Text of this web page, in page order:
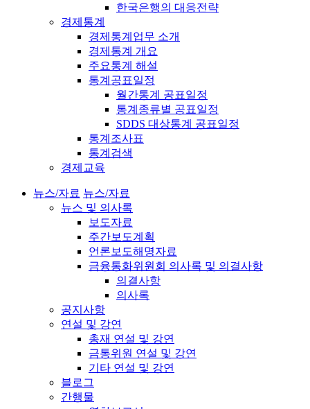
한국은행의 대응전략
경제통계
경제통계업무 소개
경제통계 개요
주요통계 해설
통계공표일정
월간통계 공표일정
통계종류별 공표일정
SDDS 대상통계 공표일정
통계조사표
통계검색
경제교육
뉴스/자료 뉴스/자료
뉴스 및 의사록
보도자료
주간보도계획
언론보도해명자료
금융통화위원회 의사록 및 의결사항
의결사항
의사록
공지사항
연설 및 강연
총재 연설 및 강연
금통위원 연설 및 강연
기타 연설 및 강연
블로그
간행물